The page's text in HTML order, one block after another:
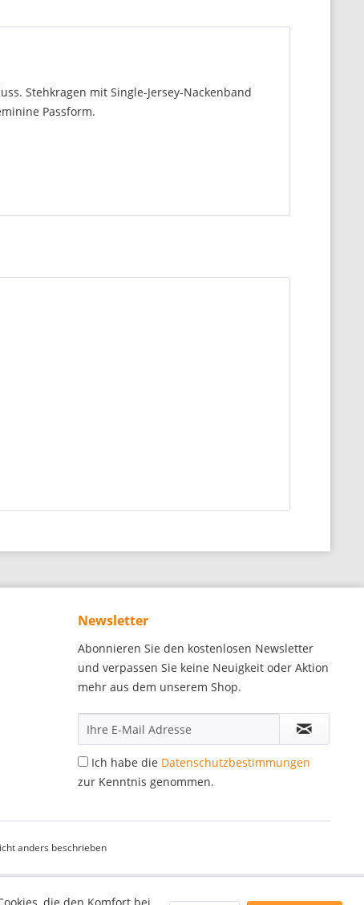
Stehkragen mit Single-Jersey-Nackenband
Passform.
Newsletter
Abonnieren Sie den kostenlosen Newsletter
und verpassen Sie keine Neuigkeit oder Aktion
mehr aus dem unserem Shop.
Ich habe die Datenschutzbestimmungen
zur Kenntnis genommen.
anders beschrieben